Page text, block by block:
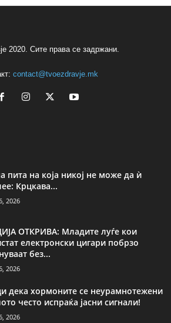
2020. Сите права се задржани.
contact@tvoezdravje.mk
пита на која никој не може да ѝ
Крцкава...
2026
ОТКРИВА: Младите луѓе кои
електронски цигари побрзо
без...
2026
дека хормоните се неурамнотежени
често испраќа јасни сигнали!
2026